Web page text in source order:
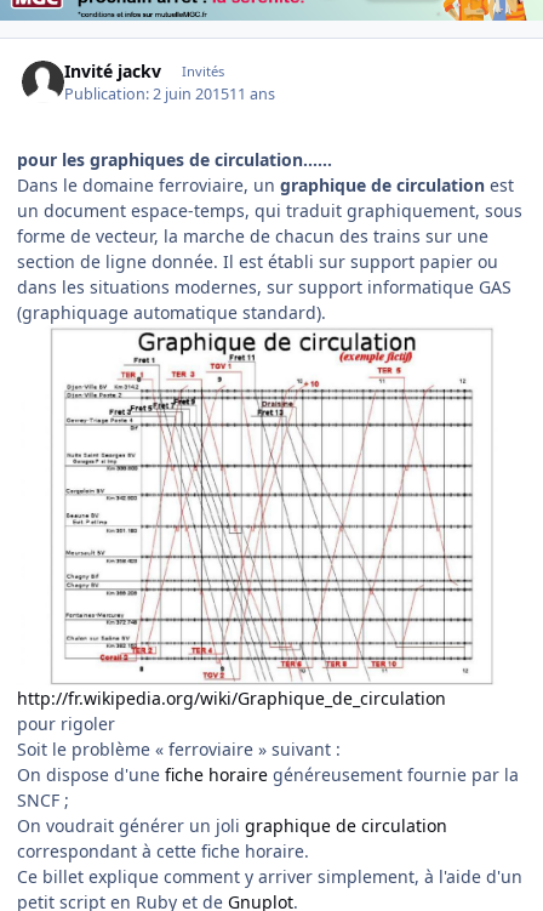
Invité jackv Invités
Publication:2 juin 201511 ans
pour les graphiques de circulation......
Dans le domaine ferroviaire, un graphique de circulation est
un document espace-temps, qui traduit graphiquement, sous
forme de vecteur, la marche de chacun des trains sur une
section de ligne donnée. Il est établi sur support papier ou
dans les situations modernes, sur support informatique GAS
(graphiquage automatique standard).
http://fr.wikipedia.org/wiki/Graphique_de_circulation
pour rigoler
Soit le problème « ferroviaire » suivant :
On dispose d'une fiche horaire généreusement fournie par la
SNCF ;
On voudrait générer un joli graphique de circulation
correspondant à cette fiche horaire.
Ce billet explique comment y arriver simplement, à l'aide d'un
petit script en Ruby et de Gnuplot.